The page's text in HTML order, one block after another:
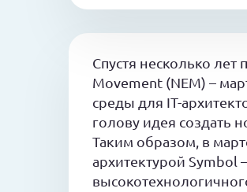
Спустя несколько лет
Movement (NEM) –
среды для IT-
голову идея создать
Таким образом, в
архитектурой Symbol